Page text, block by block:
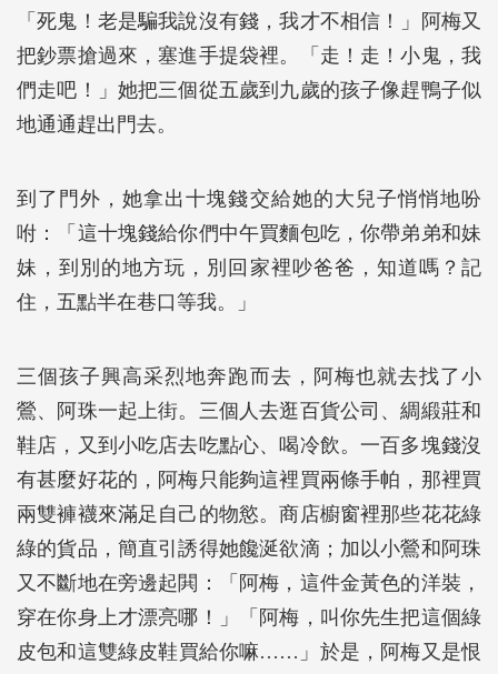
「死鬼！老是騙我說沒有錢，我才不相信！」阿梅又
把鈔票搶過來，塞進手提袋裡。「走！走！小鬼，我
們走吧！」她把三個從五歲到九歲的孩子像趕鴨子似
地通通趕出門去。
到了門外，她拿出十塊錢交給她的大兒子悄悄地吩
咐：「這十塊錢給你們中午買麵包吃，你帶弟弟和妹
妹，到別的地方玩，別回家裡吵爸爸，知道嗎？記
住，五點半在巷口等我。」
三個孩子興高采烈地奔跑而去，阿梅也就去找了小
鶯、阿珠一起上街。三個人去逛百貨公司、綢緞莊和
鞋店，又到小吃店去吃點心、喝冷飲。一百多塊錢沒
有甚麼好花的，阿梅只能夠這裡買兩條手帕，那裡買
兩雙褲襪來滿足自己的物慾。商店櫥窗裡那些花花綠
綠的貨品，簡直引誘得她饞涎欲滴；加以小鶯和阿珠
又不斷地在旁邊起閧：「阿梅，這件金黃色的洋裝，
穿在你身上才漂亮哪！」「阿梅，叫你先生把這個綠
皮包和這雙綠皮鞋買給你嘛……」於是，阿梅又是恨